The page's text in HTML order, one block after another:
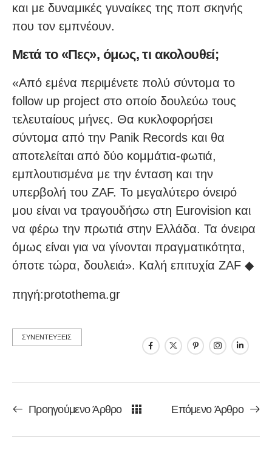
και με δυναμικές γυναίκες της ποπ σκηνής
που τον εμπνέουν.
Μετά το «Πες», όμως, τι ακολουθεί;
«Από εμένα περιμένετε πολύ σύντομα το
follow up project στο οποίο δουλεύω τους
τελευταίους μήνες. Θα κυκλοφορήσει
σύντομα από την Panik Records και θα
αποτελείται από δύο κομμάτια-φωτιά,
εμπλουτισμένα με την ένταση και την
υπερβολή του ZAF. Το μεγαλύτερο όνειρό
μου είναι να τραγουδήσω στη Eurovision και
να φέρω την πρωτιά στην Ελλάδα. Τα όνειρα
όμως είναι για να γίνονται πραγματικότητα,
όποτε τώρα, δουλειά». Καλή επιτυχία ZAF ◆
πηγή:protothema.gr
ΣΥΝΕΝΤΕΥΞΕΙΣ
Προηγούμενο Άρθρο Επόμενο Άρθρο